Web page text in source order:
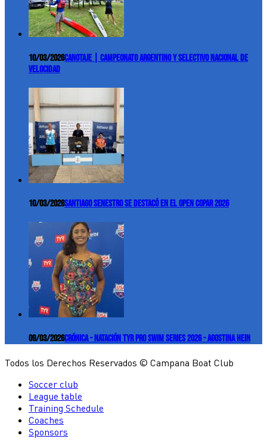
10/03/2026Canotaje | Campeonato Argentino y Selectivo Nacional de
Velocidad
10/03/2026Santiago Senestro se destacó en el Open COPAR 2026
09/03/2026Crónica - Natación TYR Pro Swim Series 2026 - Agostina Hein
Todos los Derechos Reservados © Campana Boat Club
Soccer club
League table
Training Schedule
Coaches
Sponsors